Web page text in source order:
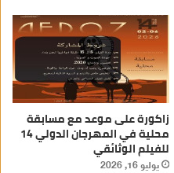
زاكورة على موعد مع مسابقة
محلية في المهرجان الدولي 14
للفيلم الوثائقي
يوليو 16, 2026